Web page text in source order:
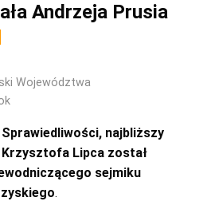
Andrzeja Prusia
Województwa
najbliższy
Lipca został
sejmiku
.